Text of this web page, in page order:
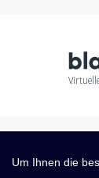
Um Ihnen die